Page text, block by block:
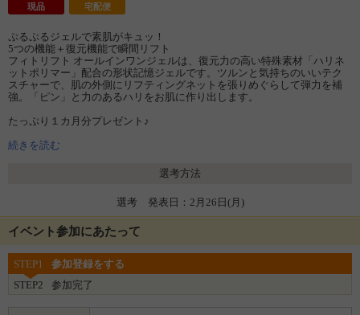
現品 宅配便
ぷるぷるジェルで素肌がキュッ！
5つの機能＋復元機能で瞬間リフト
フィトリフト オールインワンジェルは、復元力の高い特殊素材「ハリネ
ットポリマー」配合の形状記憶ジェルです。ツルンと気持ちのいいテク
スチャーで、肌の外側にリフティングネットを張りめぐらして弾力を補
強。「ピン」と力のあるハリをお肌に作り出します。
たっぷり１カ月分プレゼント♪
続きを読む
選考方法
選考 発表日：2月26日(月)
イベント参加にあたって
STEP1
参加登録をする
STEP2
参加完了